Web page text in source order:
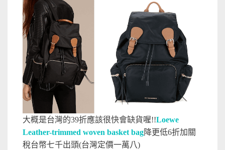
大概是台灣的39折應該很快會缺貨喔!!Loewe
Leather-trimmed woven basket bag降更低6折加關
稅台幣七千出頭(台灣定價一萬八)